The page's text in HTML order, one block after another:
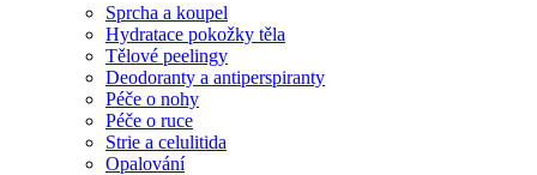
Sprcha a koupel
Hydratace pokožky těla
Tělové peelingy
Deodoranty a antiperspiranty
Péče o nohy
Péče o ruce
Strie a celulitida
Opalování